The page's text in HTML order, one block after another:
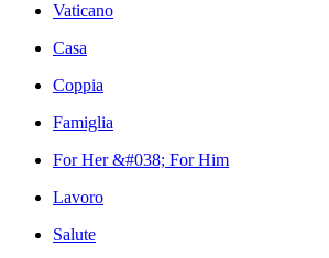
Vaticano
Casa
Coppia
Famiglia
For Her &#038; For Him
Lavoro
Salute